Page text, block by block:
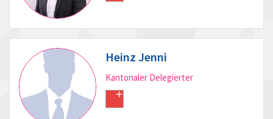
Heinz Jenni
Kantonaler Delegierter